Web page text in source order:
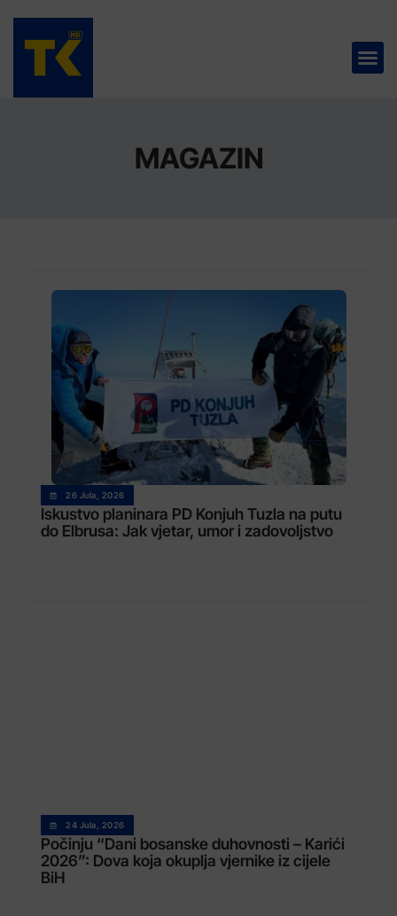
MAGAZIN
26 Jula, 2026
Iskustvo planinara PD Konjuh Tuzla na putu
do Elbrusa: Jak vjetar, umor i zadovoljstvo
24 Jula, 2026
Počinju “Dani bosanske duhovnosti – Karići
2026”: Dova koja okuplja vjernike iz cijele
BiH